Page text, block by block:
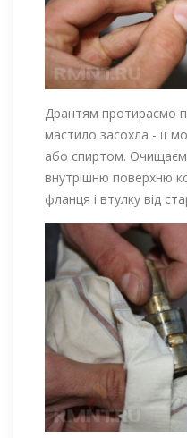
Дрантям протираємо
мастило засохла - її
або спиртом.
внутрішню поверхню
фланця і втулку від